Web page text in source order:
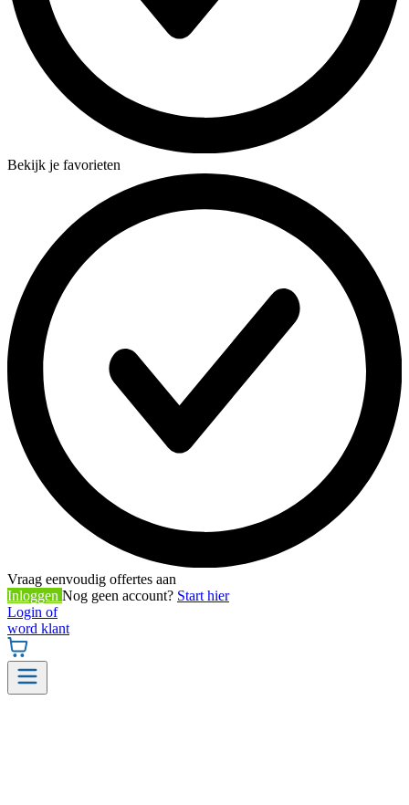
Bekijk je favorieten
Vraag eenvoudig offertes aan
Inloggen Nog geen account? Start hier
Login of
word klant